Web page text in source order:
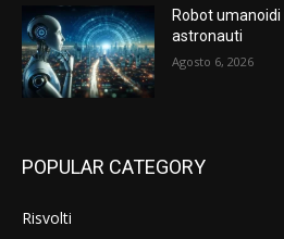
Robot
astronauti
Agosto 6, 2026
POPULAR CATEGORY
Risvolti